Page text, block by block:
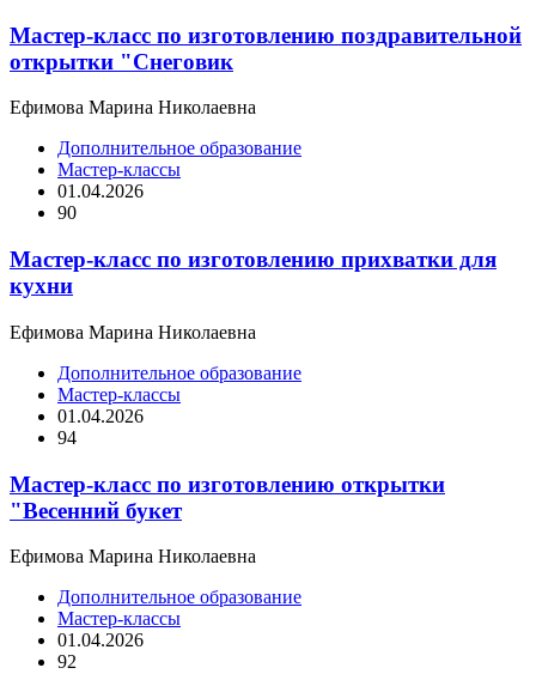
Мастер-класс по изготовлению поздравительной
открытки "Снеговик
Ефимова Марина Николаевна
Дополнительное образование
Мастер-классы
01.04.2026
90
Мастер-класс по изготовлению прихватки для
кухни
Ефимова Марина Николаевна
Дополнительное образование
Мастер-классы
01.04.2026
94
Мастер-класс по изготовлению открытки
"Весенний букет
Ефимова Марина Николаевна
Дополнительное образование
Мастер-классы
01.04.2026
92